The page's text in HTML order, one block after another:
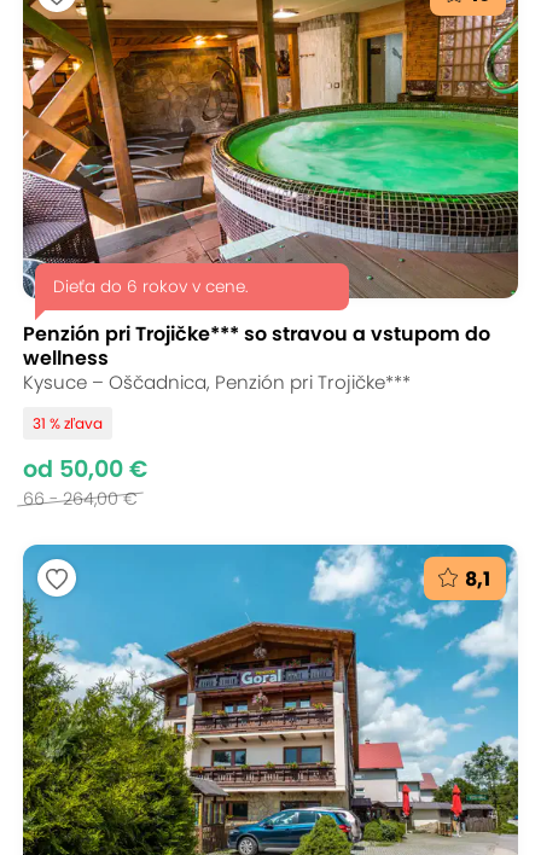
Dieťa do 6 rokov v cene.
Penzión pri Trojičke*** so stravou a vstupom do
wellness
Kysuce – Oščadnica, Penzión pri Trojičke***
31 % zľava
od 50,00 €
66 - 264,00 €
8,1